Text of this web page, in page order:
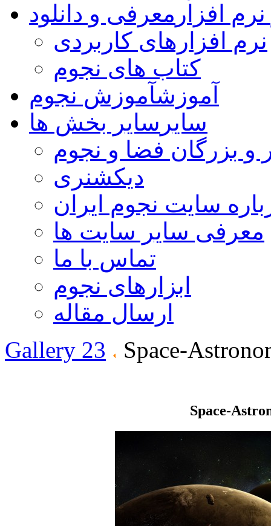
افزار معرفی و دانلود
نرم افزارهای کاربردی
کتاب های نجوم
آموزشآموزش نجوم
سایر سایر بخش ها
و بزرگان فضا و نجوم
دیکشنری
سایت نجوم ایران
معرفی سایر سایت ها
تماس با ما
ابزارهای نجوم
ارسال مقاله
Gallery 23
Space-
Space-